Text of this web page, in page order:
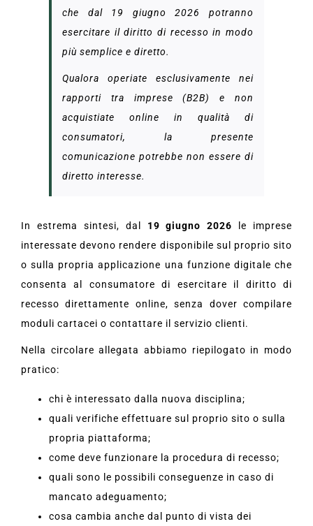
che dal 19 giugno 2026 potranno
esercitare il diritto di recesso in modo
più semplice e diretto.
Qualora operiate esclusivamente nei
rapporti tra imprese (B2B) e non
acquistiate online in qualità di
consumatori, la presente
comunicazione potrebbe non essere di
diretto interesse.
In estrema sintesi, dal 19 giugno 2026 le imprese
interessate devono rendere disponibile sul proprio sito
o sulla propria applicazione una funzione digitale che
consenta al consumatore di esercitare il diritto di
recesso direttamente online, senza dover compilare
moduli cartacei o contattare il servizio clienti.
Nella circolare allegata abbiamo riepilogato in modo
pratico:
chi è interessato dalla nuova disciplina;
quali verifiche effettuare sul proprio sito o sulla
propria piattaforma;
come deve funzionare la procedura di recesso;
quali sono le possibili conseguenze in caso di
mancato adeguamento;
cosa cambia anche dal punto di vista dei